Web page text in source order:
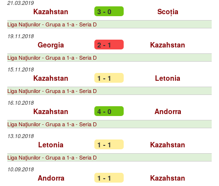
21.03.2019
Kazahstan 3 - 0 Scoția
Liga Naţiunilor - Grupa a 1-a - Seria D
19.11.2018
Georgia 2 - 1 Kazahstan
Liga Naţiunilor - Grupa a 1-a - Seria D
15.11.2018
Kazahstan 1 - 1 Letonia
Liga Naţiunilor - Grupa a 1-a - Seria D
16.10.2018
Kazahstan 4 - 0 Andorra
Liga Naţiunilor - Grupa a 1-a - Seria D
13.10.2018
Letonia 1 - 1 Kazahstan
Liga Naţiunilor - Grupa a 1-a - Seria D
10.09.2018
Andorra 1 - 1 Kazahstan